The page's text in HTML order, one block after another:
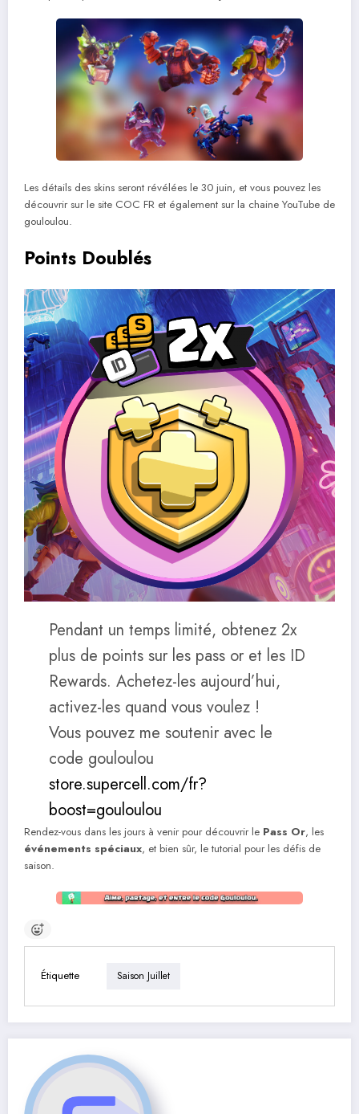
Les détails des skins seront révélées le 30 juin, et vous pouvez les
découvrir sur le site COC FR et également sur la chaine YouTube de
gouloulou.
Points Doublés
Pendant un temps limité, obtenez 2x
plus de points sur les pass or et les ID
Rewards. Achetez-les aujourd’hui,
activez-les quand vous voulez !
Vous pouvez me soutenir avec le
code gouloulou
store.supercell.com/fr?
boost=gouloulou
Rendez-vous dans les jours à venir pour découvrir le Pass Or, les
événements spéciaux, et bien sûr, le tutorial pour les défis de
saison.
Étiquette Saison Juillet